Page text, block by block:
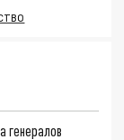
генералов